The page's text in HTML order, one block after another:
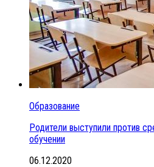
Образование
Родители выступили против
обучении
06.12.2020